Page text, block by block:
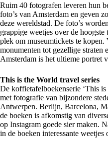
Ruim 40 fotografen leveren hun
foto’s van Amsterdam en geven
deze wereldstad. De foto’s
grappige weetjes over de
plek om museumtickets te kopen.
monumenten tot gezellige straten
Amsterdam is het ultieme portret
This is the World travel series
De koffietafelboekenserie ‘This is
met fotografie van bijzondere
Antwerpen. Berlijn, Barcelona,
de boeken is afkomstig van
op Instagram goede sier maken.
in de boeken interessante weetjes